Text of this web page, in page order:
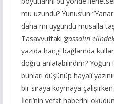
mu uzundu? Yunus’un
daha mı uygundu musalla
Tasavvuftaki ‘gassalın
yazıda hangi bağlamda
doğru anlatabilirdim? Yoğun
bunları düşünüp hayalî
bir sıraya koymaya
İleri’nin vefat haberini